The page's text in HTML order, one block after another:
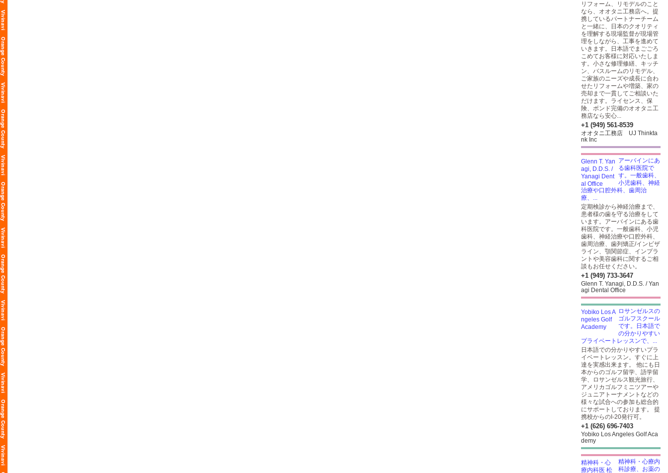
リフォーム、リモデルのこと
なら、オオタニ工務店へ。提
携しているパートナーチーム
と一緒に、日本のクオリティ
を理解する現場監督が現場管
理をしながら、工事を進めて
いきます。日本語でまごごろ
こめてお客様に対応いたしま
す。小さな修理修繕、キッチ
ン、バスルームのリモデル、
ご家族のニーズや成長に合わ
せたリフォームや増築、家の
売却まで一貫してご相談いた
だけます。ライセンス、保
険、ボンド完備のオオタニ工
務店なら安心...
+1 (949) 561-8539
オオタニ工務店 UJ Thinkta
nk Inc
アーバインにあ
る歯科医院で
す。一般歯科、
小児歯科、神経
治療や口腔外科、歯周治
療、...
定期検診から神経治療まで、
患者様の歯を守る治療をして
います。アーバインにある歯
科医院です。一般歯科、小児
歯科、神経治療や口腔外科、
歯周治療、歯列矯正/インビザ
ライン、顎関節症、インプラ
ントや美容歯科に関するご相
談もお任せください。
+1 (949) 733-3647
Glenn T. Yanagi, D.D.S. / Yan
agi Dental Office
ロサンゼルスの
ゴルフスクール
です。日本語で
の分かりやすい
プライベートレッスンで、...
日本語での分かりやすいプラ
イベートレッスン。すぐに上
達を実感出来ます。 他にも日
本からのゴルフ留学、語学留
学、ロサンゼルス観光旅行、
アメリカゴルフミニツアーや
ジュニアトーナメントなどの
様々な試合への参加も総合的
にサポートしております。 提
携校からのI-20発行可。
+1 (626) 696-7403
Yobiko Los Angeles Golf Aca
demy
精神科・心療内
科診療、お薬の